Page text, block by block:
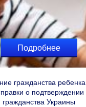
Подробнее
гражданства
о
гражданства Украины